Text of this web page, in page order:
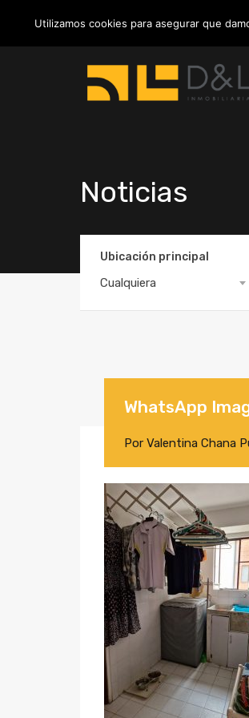
Noticias
Ubicación principal
Cualquiera
WhatsApp
Por Valentina Chana
Utilizamos cookies para asegurar que